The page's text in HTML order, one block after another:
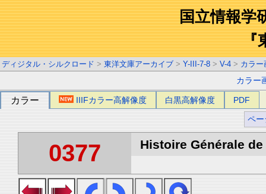
国立情報学
『
ディジタル・シルクロード > 東洋文庫アーカイブ > Y-III-7-8 > V-4 > カラー
カラー
カラー IIIFカラー高解像度 白黒高解像度 PDF
ペー
0377 Histoire Générale